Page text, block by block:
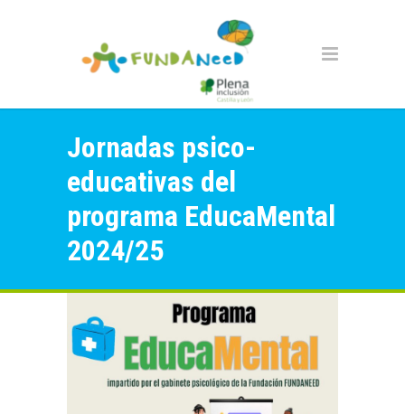
Jornadas psico-
educativas del
programa EducaMental
2024/25